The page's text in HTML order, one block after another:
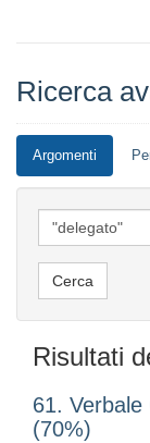
Ricerca
Argomenti
Risultati
61.
(70%)